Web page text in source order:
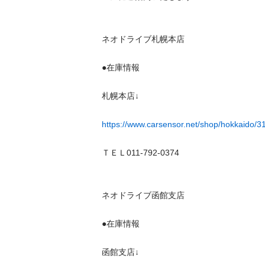
ネオドライブ札幌本店
●在庫情報
札幌本店↓
https://www.carsensor.net/shop/hokkaido/
ＴＥＬ011-792-0374
ネオドライブ函館支店
●在庫情報
函館支店↓